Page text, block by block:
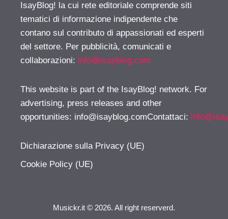
IsayBlog! la cui rete editoriale comprende siti
tematici di informazione indipendente che
contano sul contributo di appassionati ed esperti
del settore. Per pubblicità, comunicati e
collaborazioni: info@isayblog.com
This website is part of the IsayBlog! network. For
advertising, press releases and other
opportunities: info@isayblog.comContattaci:
Dichiarazione sulla Privacy (UE)
Cookie Policy (UE)
Musickr.it © 2026. All right reserverd.